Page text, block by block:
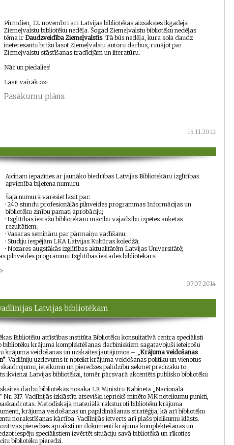
Pirmdien, 12. novembrī arī Latvijas bibliotēkās aizsāksies ikgadējā
Ziemeļvalstu bibliotēku nedēļa. Šogad Ziemeļvalstu bibliotēku nedēļas
tēma ir Daudzveidība Ziemeļvalstīs. Tā būs nedēļa, kura sola daudz
ineteresantu brīžu lasot Ziemeļvalstu autoru darbus, runājot par
Ziemeļvalstu stāstīšanas tradīcijām un literatūru.
Nāc un piedalies!
Lasīt vairāk >>>
Pasākumu plāns
15.11.2012
Aicinam iepazīties ar jaunāko biedrības Latvijas Bibliotekāru izglītības
apvienība biļetena numuru.
Šajā numurā varēsiet lasīt par:
· 240 stundu profesionālās pilnveides programmas Informācijas un
bibliotēku zinību pamati aprobāciju;
· Izglītības iestāžu bibliotekāru mācību vajadzību izpētes anketas
rezultātiem;
· Vasaras semināru par pārmaiņu vadīšanu;
· Studiju iespējām LKA Latvijas Kultūras koledžā;
· Nozares augstākās izglītības aktualitātēm Latvijas Universitātē;
pilnveides programmu Izglītības iestādes bibliotekārs.
07.07.2014
Latvijas bibliotēkam
Bibliotēku attīstības institūta Bibliotēku konsultatīvā centra speciālisti
krājuma komplektēšanas darbiniekiem sagatavojuši ieteicošu
krājuma veidošanas un uzskaites jautājumos – „Krājuma veidošanas
. Vadlīniju uzdevums ir noteikt krājuma veidošanas politiku un vienotus
ieteikumu un pieredzes palīdzību sekmēt precīzāku to
ikvienai Latvijas bibliotēkai, tomēr pārsvarā akcentēts publisko bibliotēku
darbu bibliotēkās nosaka LR Ministru Kabineta „Nacionālā
317. Vadlīnijās izklāstīti atsevišķi iepriekš minēto MK noteikumu punkti,
Metodiskajā materiālā raksturoti bibliotēku krājuma
krājuma veidošanas un papildināšanas stratēģija, kā arī bibliotēku
norakstīšanas kārtība.Vadlīnijās ietverts arī plašs pielikumu klāsts.
pieredzes apraksti undokumenti krājuma komplektēšanas un
iespēju speciālistiem izvērtēt situāciju savā bibliotēkā un rīkoties
bibliotēku pieredzi.